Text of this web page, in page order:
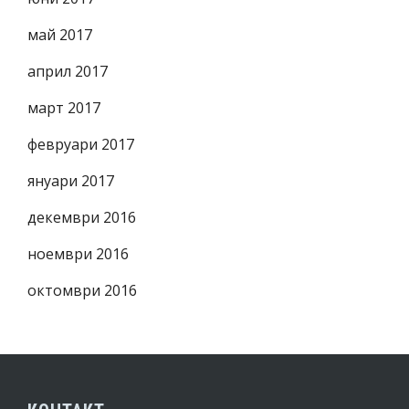
май 2017
април 2017
март 2017
февруари 2017
януари 2017
декември 2016
ноември 2016
октомври 2016